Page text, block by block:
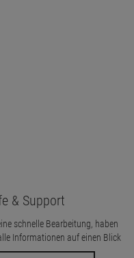
& Support
schnelle Bearbeitung, haben
Informationen auf einen Blick